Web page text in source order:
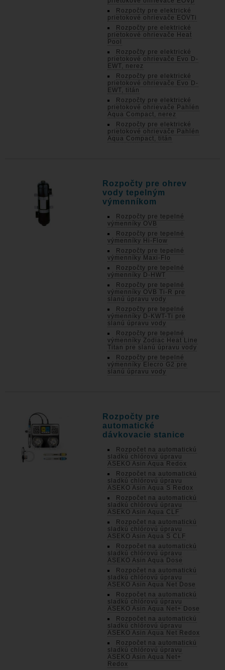
Rozpočty pre elektrické
prietokové ohrievače EOVTi
Rozpočty pre elektrické
prietokové ohrievače Heat
Pool
Rozpočty pre elektrické
prietokové ohrievače Evo D-
EWT, nerez
Rozpočty pre elektrické
prietokové ohrievače Evo D-
EWT, titán
Rozpočty pre elektrické
prietokové ohrievače Pahlén
Aqua Compact, nerez
Rozpočty pre elektrické
prietokové ohrievače Pahlén
Aqua Compact, titán
Rozpočty pre ohrev
vody tepelným
výmenníkom
Rozpočty pre tepelné
výmenníky OVB
Rozpočty pre tepelné
výmenníky Hi-Flow
Rozpočty pre tepelné
výmenníky Maxi-Flo
Rozpočty pre tepelné
výmenníky D-HWT
Rozpočty pre tepelné
výmenníky OVB Ti-R pre
slanú úpravu vody
Rozpočty pre tepelné
výmenníky D-KWT-Ti pre
slanú úpravu vody
Rozpočty pre tepelné
výmenníky Zodiac Heat Line
Titan pre slanú úpravu vody
Rozpočty pre tepelné
výmenníky Elecro G2 pre
slanú úpravu vody
Rozpočty pre
automatické
dávkovacie stanice
Rozpočet na automatickú
sladkú chlórovú úpravu
ASEKO Asin Aqua Redox
Rozpočet na automatickú
sladkú chlórovú úpravu
ASEKO Asin Aqua S Redox
Rozpočet na automatickú
sladkú chlórovú úpravu
ASEKO Asin Aqua CLF
Rozpočet na automatickú
sladkú chlórovú úpravu
ASEKO Asin Aqua S CLF
Rozpočet na automatickú
sladkú chlórovú úpravu
ASEKO Asin Aqua Dose
Rozpočet na automatickú
sladkú chlórovú úpravu
ASEKO Asin Aqua Net Dose
Rozpočet na automatickú
sladkú chlórovú úpravu
ASEKO Asin Aqua Net+ Dose
Rozpočet na automatickú
sladkú chlórovú úpravu
ASEKO Asin Aqua Net Redox
Rozpočet na automatickú
sladkú chlórovú úpravu
ASEKO Asin Aqua Net+
Redox